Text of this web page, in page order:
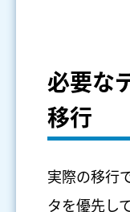
必要な
移行
実際の移行
タを優先し